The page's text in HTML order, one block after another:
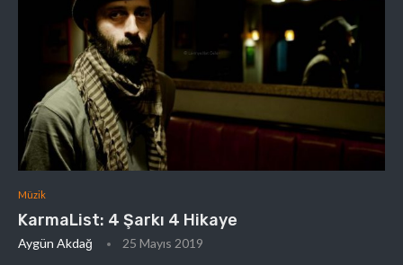
Müzik
KarmaList: 4 Şarkı 4 Hikaye
Aygün Akdağ 25 Mayıs 2019